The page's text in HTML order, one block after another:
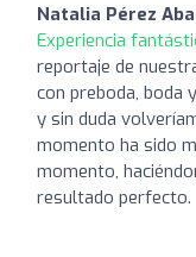
Natalia Pérez
Experiencia
reportaje de
con preboda, boda
y sin duda
momento ha sido
momento,
resultado perfecto.